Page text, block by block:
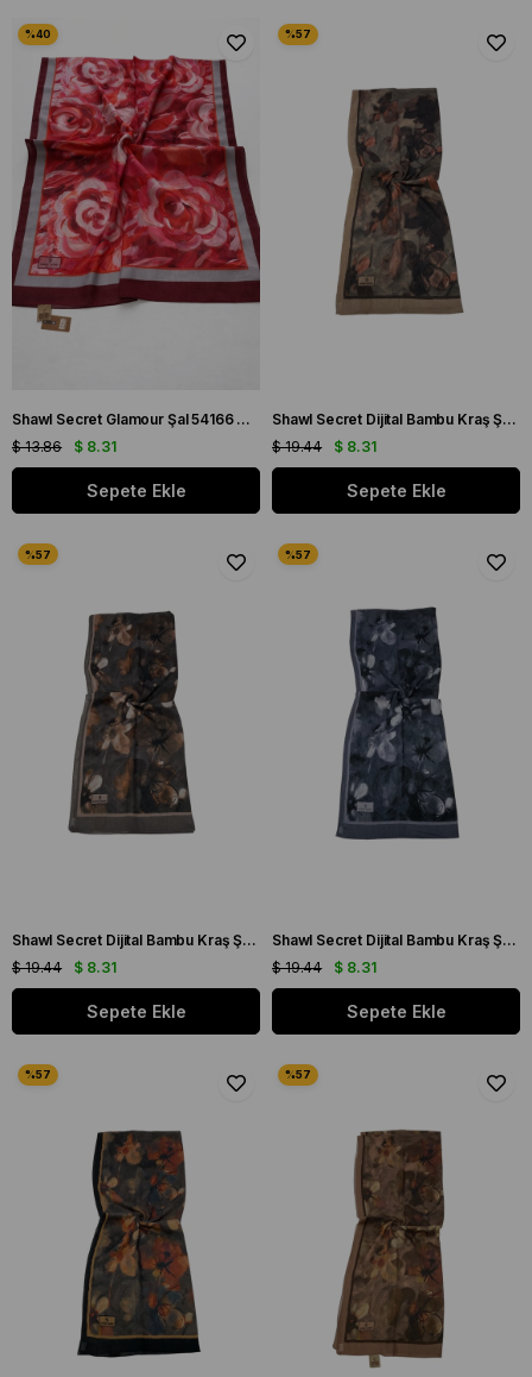
Shawl Secret Glamour Şal 54166 Kırmızı
$ 8.31
$ 13.86
Sepete Ekle
Shawl Secret Dijital Bambu Kraş Şal Vizon 54211
$ 8.31
$ 19.44
Sepete Ekle
Shawl Secret Dijital Bambu Kraş Şal Kahve 54215
$ 8.31
$ 19.44
Sepete Ekle
Shawl Secret Dijital Bambu Kraş Şal Gri 54216
$ 8.31
$ 19.44
Sepete Ekle